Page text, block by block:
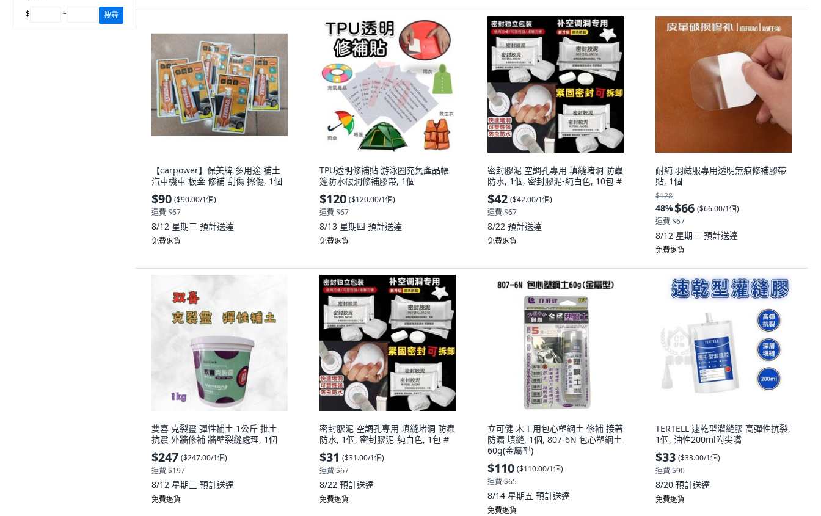
$ ~ 搜尋
【carpower】保美牌 多用途 補土
汽車機車 板金 修補 刮傷 擦傷, 1個
$90 ($90.00/1個)
運費 $67
8/12 星期三 預計送達
免費退貨
TPU透明修補貼 游泳圈充氣產品帳
篷防水破洞修補膠帶, 1個
$120 ($120.00/1個)
運費 $67
8/13 星期四 預計送達
免費退貨
密封膠泥 空調孔專用 填縫堵洞 防蟲
防水, 1個, 密封膠泥-純白色, 10包 #
$42 ($42.00/1個)
運費 $67
8/22 預計送達
免費退貨
耐純 羽絨服專用透明無痕修補膠帶
貼, 1個
$128
48%$66 ($66.00/1個)
運費 $67
8/12 星期三 預計送達
免費退貨
雙喜 克裂靈 彈性補土 1公斤 批土
抗震 外牆修補 牆壁裂縫處理, 1個
$247 ($247.00/1個)
運費 $197
8/12 星期三 預計送達
免費退貨
密封膠泥 空調孔專用 填縫堵洞 防蟲
防水, 1個, 密封膠泥-純白色, 1包 #
$31 ($31.00/1個)
運費 $67
8/22 預計送達
免費退貨
立可健 木工用包心塑鋼土 修補 接著
防漏 填縫, 1個, 807-6N 包心塑鋼土
60g(金屬型)
$110 ($110.00/1個)
運費 $65
8/14 星期五 預計送達
免費退貨
TERTELL 速乾型灌縫膠 高彈性抗裂,
1個, 油性200ml附尖嘴
$33 ($33.00/1個)
運費 $90
8/20 預計送達
免費退貨